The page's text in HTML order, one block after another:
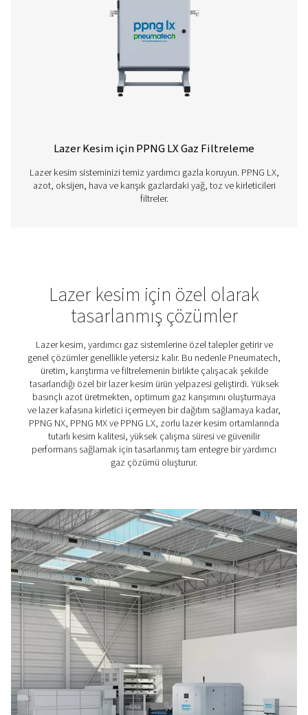
Lazer kesim için hassas yardımcı gaz karıştırma.
optimum kesme performansı ve güvenilirlik için tutarlı
gaz karışımları sağlar.
Lazer Kesim için PPNG LX Gaz
Lazer kesim sisteminizi temiz yardımcı gazla koruyun.
azot, oksijen, hava ve karışık gazlardaki yağ, toz ve